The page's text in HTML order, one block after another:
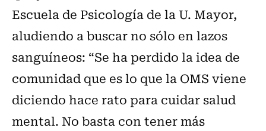
Escuela de Psicología de la U. Mayor,
aludiendo a buscar no sólo en lazos
sanguíneos: “Se ha perdido la idea de
comunidad que es lo que la OMS viene
diciendo hace rato para cuidar salud
mental. No basta con tener más